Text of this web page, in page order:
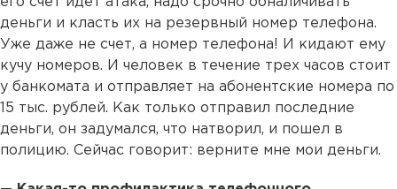
деньги и класть их на резервный номер телефона.
Уже даже не счет, а номер телефона! И кидают ему
кучу номеров. И человек в течение трех часов стоит
у банкомата и отправляет на абонентские номера по
15 тыс. рублей. Как только отправил последние
деньги, он задумался, что натворил, и пошел в
полицию. Сейчас говорит: верните мне мои деньги.